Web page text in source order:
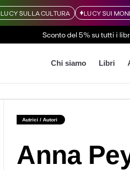
LUCY SULLA CULTURA LUCY SUI
Sconto del 5% su tutti i
Chi siamo Libri
Autrici / Autori
Anna